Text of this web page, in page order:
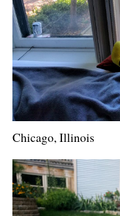
Chicago, Illinois